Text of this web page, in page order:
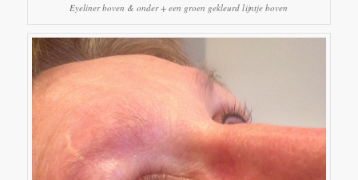
Eyeliner boven & onder + een groen gekleurd lijntje boven